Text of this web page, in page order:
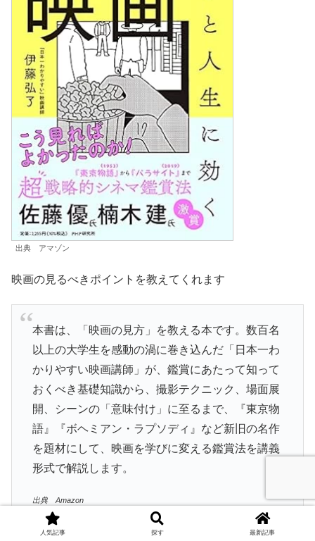
出典 アマゾン
映画の見るべきポイントを教えてくれます
本書は、「映画の見方」を教える本です。数百名
以上の大学生を感動の渦に巻き込んだ「日本一わ
かりやすい映画講師」が、鑑賞にあたって知って
おくべき基礎知識から、撮影テクニック、場面展
開、シーンの「意味付け」に至るまで、『東京物
語』『ボヘミアン・ラプソディ』など新旧の名作
を題材にして、映画を学びに変える鑑賞法を講義
形式で解説します。
出典 Amazon
人気記事 探す 最新記事